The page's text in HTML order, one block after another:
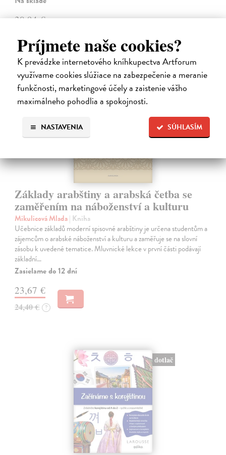
Príjmete naše cookies?
K prevádzke internetového kníhkupectva Artforum
využívame cookies slúžiace na zabezpečenie a meranie
funkčnosti, marketingové účely a zaistenie vášho
maximálneho pohodlia a spokojnosti.
SÚHLASÍM
NASTAVENIA
30,94 €
Základy arabštiny a arabská četba se
zaměřením na náboženství a kulturu
Mikulicová Mlada| Kniha
Učebnice základů moderní spisovné arabštiny je určena studentům a
zájemcům o arabské náboženství a kulturu a zaměřuje se na slovní
zásobu k uvedené tematice. Mluvnické lekce v první části podávají
základní…
Zasielame do 12 dní
23,67 €
24,40 € ?
dotlač